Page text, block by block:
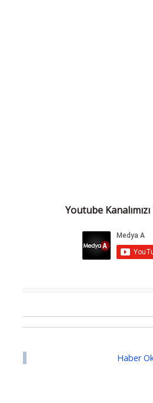
Youtube
Haber